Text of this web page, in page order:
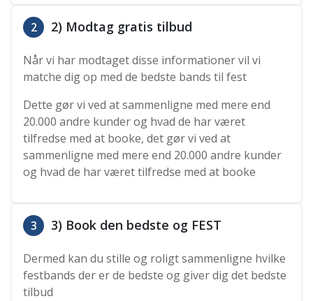
2 2) Modtag gratis tilbud
Når vi har modtaget disse informationer vil vi
matche dig op med de bedste bands til fest
Dette gør vi ved at sammenligne med mere end
20.000 andre kunder og hvad de har været
tilfredse med at booke, det gør vi ved at
sammenligne med mere end 20.000 andre kunder
og hvad de har været tilfredse med at booke
3 3) Book den bedste og FEST
Dermed kan du stille og roligt sammenligne hvilke
festbands der er de bedste og giver dig det bedste
tilbud